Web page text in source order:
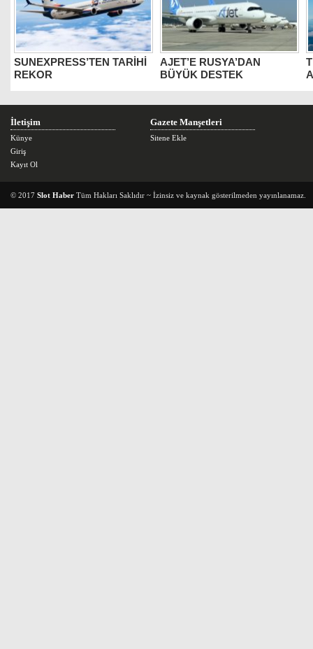
SUNEXPRESS’TEN TARİHİ
REKOR
AJET’E RUSYA’DAN
BÜYÜK DESTEK
İletişim
Künye
Giriş
Kayıt Ol
Gazete Manşetleri
Sitene Ekle
© 2017 Slot Haber Tüm Hakları Saklıdır ~ İzinsiz ve kaynak gösterilmeden yayınlanamaz.